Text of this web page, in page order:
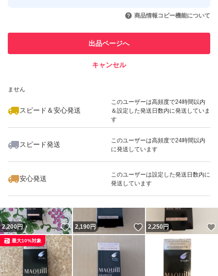
引を完了させた実績があります
での取引実績があります
ません
スピード＆安心発送
このユーザーは高頻度で24時間以内
＆設定した発送日数内に発送していま
す
スピード発送
このユーザーは高頻度で24時間以内
に発送しています
安心発送
このユーザーは設定した発送日数内に
発送しています
商品情報コピー機能について
出品ページへ
キャンセル
いいね！
2,250
2,200円 いいね！
2,190円 いいね！
2,250円
最大10%対象